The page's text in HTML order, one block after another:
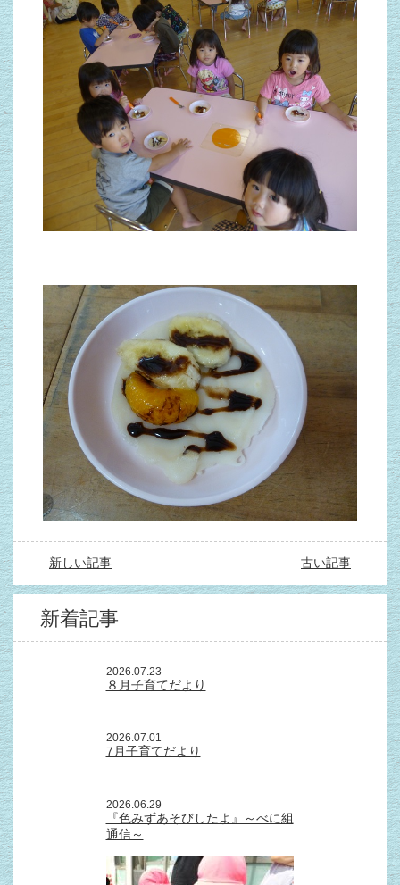
新しい記事 古い記事
新着記事
2026.07.23
８月子育てだより
2026.07.01
7月子育てだより
2026.06.29
『色みずあそびしたよ』～べに組
通信～